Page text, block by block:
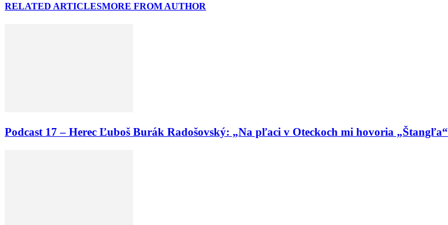
RELATED ARTICLESMORE FROM AUTHOR
Podcast 17 – Herec Ľuboš Burák Radošovský: „Na pľaci v Oteckoch mi hovoria „Štangľa“